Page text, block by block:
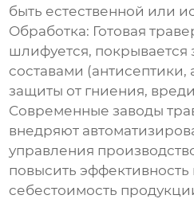
быть естественной или
Обработка: Готовая
шлифуется,
составами
защиты от гниения,
Современныезаводы
внедряют
управления
повысить эффективность
себестоимость